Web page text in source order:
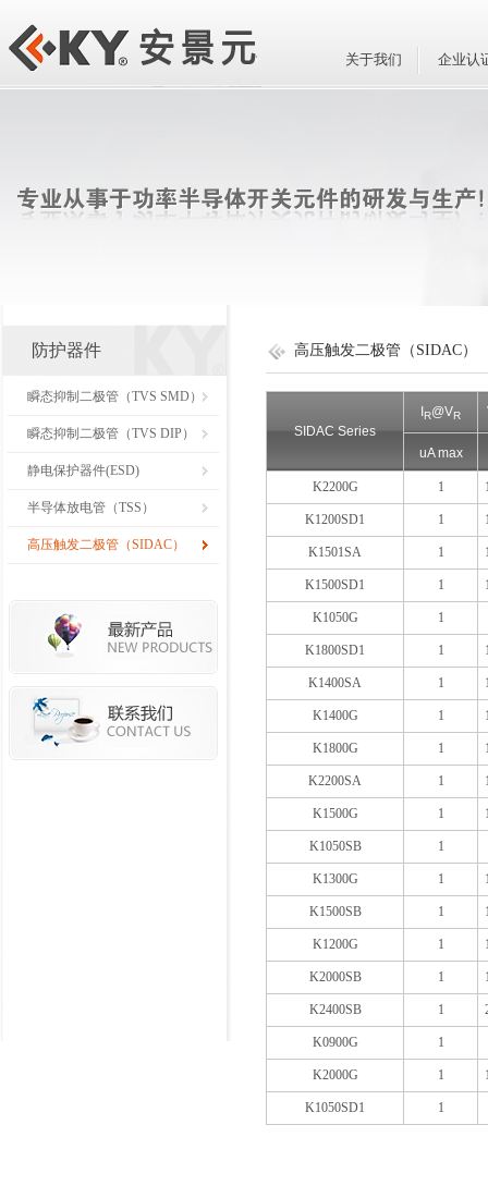
关于我们 企业认
防护器件
瞬态抑制二极管（TVS SMD）
瞬态抑制二极管（TVS DIP）
静电保护器件(ESD)
半导体放电管（TSS）
高压触发二极管（SIDAC）
高压触发二极管（SIDAC）
SIDAC Series
R@VR
uA max
K2200G 1
K1200SD1 1
K1501SA 1
K1500SD1 1
K1050G 1
K1800SD1 1
K1400SA 1
K1400G 1
K1800G 1
K2200SA 1
K1500G 1
K1050SB 1
K1300G 1
K1500SB 1
K1200G 1
K2000SB 1
K2400SB 1
K0900G 1
K2000G 1
K1050SD1 1